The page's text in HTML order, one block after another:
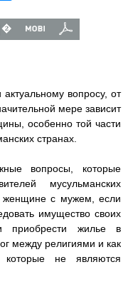
e
r
q
h
_
o
f
_
q
h
_
o
f
_
вопросу, от
мере зависит
особенно той части
странах.
вопросы, которые
мусульманских
женщине с мужем, если
имущество своих
приобрести жилье в
между религиями и как
которые не являются